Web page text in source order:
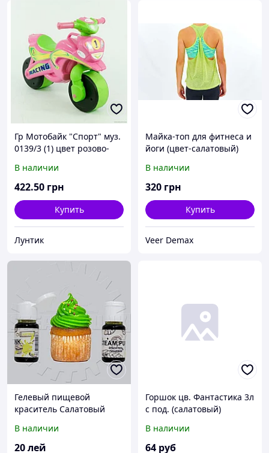
Гр Мотобайк "Спорт" муз.
0139/3 (1) цвет розово-
В наличии
422.50 грн
Купить
Лунтик
Майка-топ для фитнеса и
йоги (цвет-салатовый)
В наличии
320 грн
Купить
Veer Demax
Гелевый пищевой
краситель Салатовый
В наличии
20лей
Горшок цв. Фантастика 3л
с под. (салатовый)
В наличии
64 руб